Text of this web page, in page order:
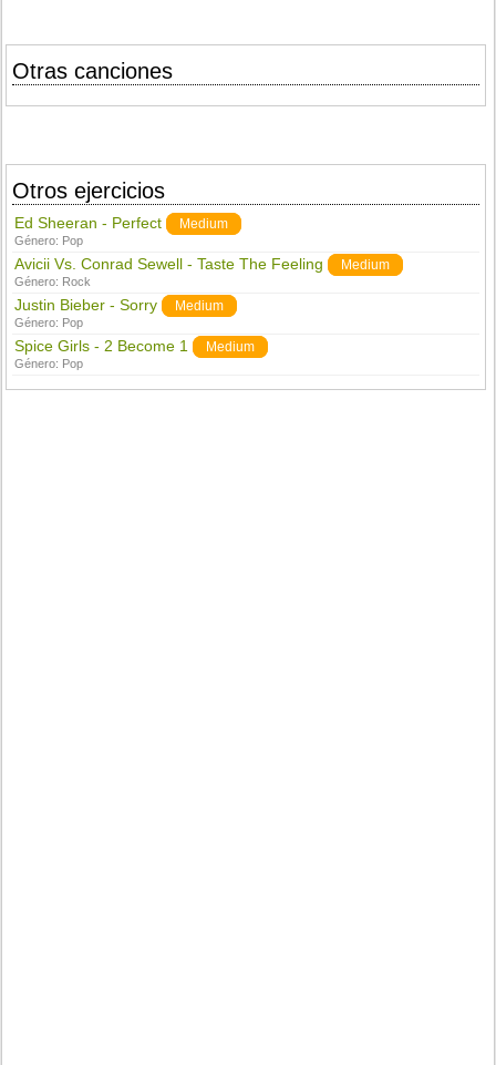
Otras canciones
Otros ejercicios
Ed Sheeran - Perfect Medium
Género: Pop
Avicii Vs. Conrad Sewell - Taste The Feeling Medium
Género: Rock
Justin Bieber - Sorry Medium
Género: Pop
Spice Girls - 2 Become 1 Medium
Género: Pop